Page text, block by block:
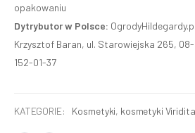
opakowaniu
Dytrybutor w Polsce:
Krzysztof Baran, ul. Starowiejska 265, 08-
152-01-37
KATEGORIE: Kosmetyki, kosmetyki